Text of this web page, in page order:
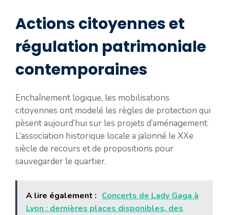
Actions citoyennes et
régulation patrimoniale
contemporaines
Enchaînement logique, les mobilisations
citoyennes ont modelé les règles de protection qui
pèsent aujourd’hui sur les projets d’aménagement.
L’association historique locale a jalonné le XXe
siècle de recours et de propositions pour
sauvegarder le quartier.
A lire également : Concerts de Lady Gaga à
Lyon : dernières places disponibles, des